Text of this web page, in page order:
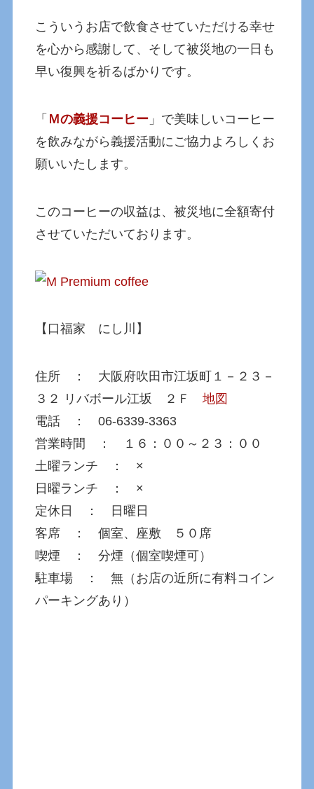
こういうお店で飲食させていただける幸せ
を心から感謝して、そして被災地の一日も
早い復興を祈るばかりです。
「 Ｍの義援コーヒー 」で美味しいコーヒー
を飲みながら義援活動にご協力よろしくお
願いいたします。
このコーヒーの収益は、被災地に全額寄付
させていただいております。
【口福家 にし川】
住所 ： 大阪府吹田市江坂町１－２３－
３２ リバボール江坂 ２Ｆ地図
電話 ： 06-6339-3363
営業時間 ： １６：００～２３：００
土曜ランチ ： ×
日曜ランチ ： ×
定休日 ： 日曜日
客席 ： 個室、座敷 ５０席
喫煙 ： 分煙（個室喫煙可）
駐車場 ： 無（お店の近所に有料コイン
パーキングあり）